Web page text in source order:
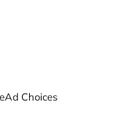
Ad Choices